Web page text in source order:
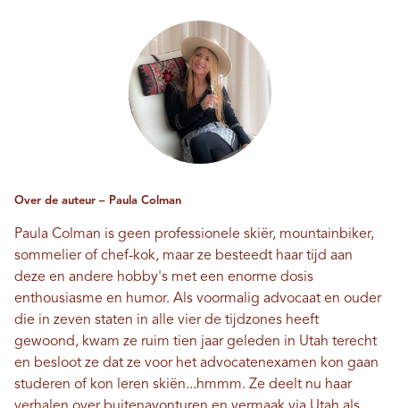
Over de auteur – Paula Colman
Paula Colman is geen professionele skiër, mountainbiker,
sommelier of chef-kok, maar ze besteedt haar tijd aan
deze en andere hobby's met een enorme dosis
enthousiasme en humor. Als voormalig advocaat en ouder
die in zeven staten in alle vier de tijdzones heeft
gewoond, kwam ze ruim tien jaar geleden in Utah terecht
en besloot ze dat ze voor het advocatenexamen kon gaan
studeren of kon leren skiën...hmmm. Ze deelt nu haar